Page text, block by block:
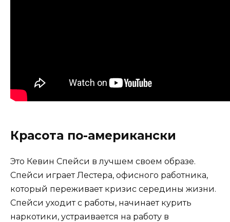
Красота по-американски
Это Кевин Спейси в лучшем своем образе.
Спейси играет Лестера, офисного работника,
который переживает кризис середины жизни.
Спейси уходит с работы, начинает курить
наркотики, устраивается на работу в